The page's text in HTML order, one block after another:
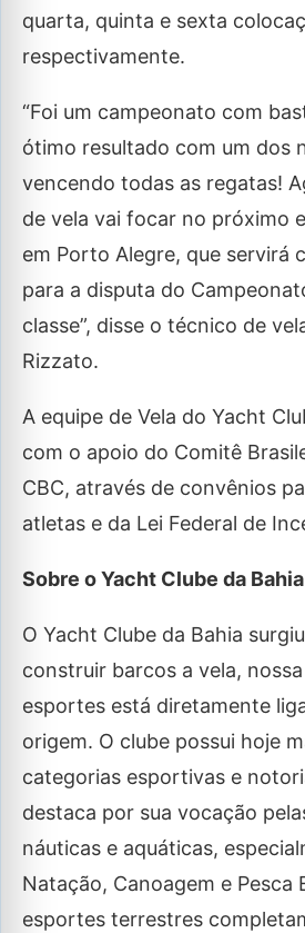
quarta, quinta e sexta
respectivamente.
“Foi um campeonato com
ótimo resultado com um dos
vencendo todas as regatas!
de vela vai focar no próximo
em Porto Alegre, que servirá
para a disputa do
classe”, disse o técnico de
Rizzato.
A equipe de Vela do Yacht
com o apoio do Comitê
CBC, através de convênios
atletas e da Lei Federal de
Sobre o Yacht Clube da Bahia
O Yacht Clube da Bahia
construir barcos a vela,
esportes está diretamente
origem. O clube possui hoje
categorias esportivas e
destaca por sua vocação
náuticas e aquáticas,
Natação, Canoagem e Pesca
esportes terrestres